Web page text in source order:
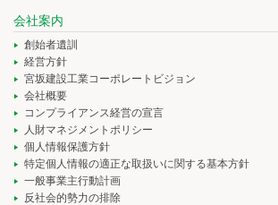
会社案内
創始者遺訓
経営方針
宮坂建設工業コーポレートビジョン
会社概要
コンプライアンス経営の宣言
人財マネジメントポリシー
個人情報保護方針
特定個人情報の適正な取扱いに関する基本方針
一般事業主行動計画
反社会的勢力の排除